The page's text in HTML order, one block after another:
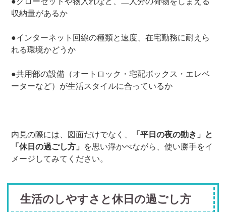
収納量があるか
●インターネット回線の種類と速度、在宅勤務に耐えら
れる環境かどうか
●共用部の設備（オートロック・宅配ボックス・エレベ
ーターなど）が生活スタイルに合っているか
内見の際には、図面だけでなく、
「平日の夜の動き」と
「休日の過ごし方」 を思い浮かべながら、使い勝手をイ
メージしてみてください。
生活のしやすさと休日の過ごし方